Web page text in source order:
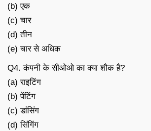
(b) एक
(c) चार
(d) तीन
(e) चार से अधिक
Q4. कंपनी के सीओओ का क्या शौक है?
(a) राइटिंग
(b) पेंटिंग
(c) डांसिंग
(d) सिंगिंग